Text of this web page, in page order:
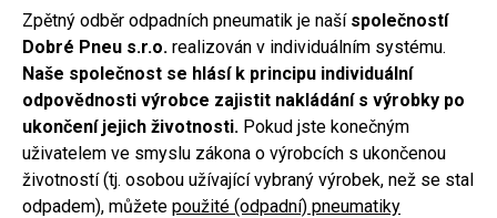
Zpětný odběr odpadních pneumatik je naší společností
Dobré Pneu s.r.o. realizován v individuálním systému.
Naše společnost se hlásí k principu individuální
odpovědnosti výrobce zajistit nakládání s výrobky po
ukončení jejich životnosti. Pokud jste konečným
uživatelem ve smyslu zákona o výrobcích s ukončenou
životností (tj. osobou užívající vybraný výrobek, než se stal
odpadem), můžete použité (odpadní) pneumatiky